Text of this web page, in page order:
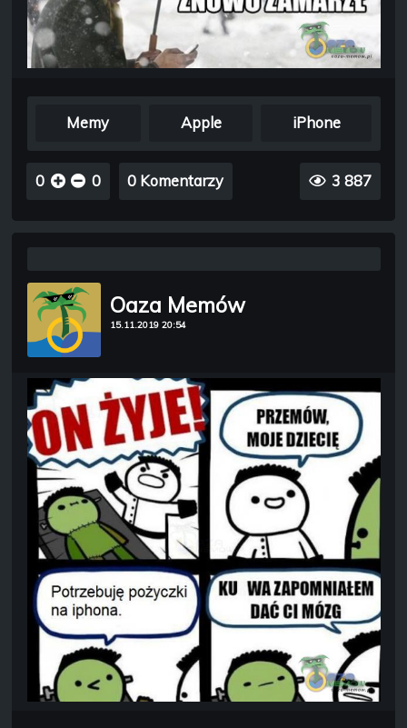
Memy Apple iPhone
0 0 0 Komentarzy 3 887
Oaza Memów
15.11.2019 20:54